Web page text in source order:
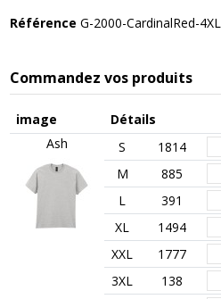
Référence G-2000-CardinalRed-4XL
Commandez vos produits
image
Détails
Ash
S 1814
M
885
L
391
XL
1494
XXL
1777
3XL
138